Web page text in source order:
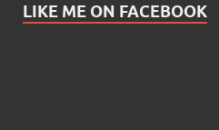
LIKE ME ON FACEBOOK